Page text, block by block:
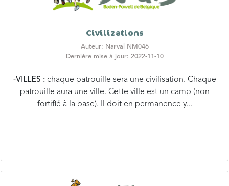
Civilizations
Auteur: Narval NM046
Dernière mise à jour: 2022-11-10
-VILLES :chaque patrouille sera une civilisation. Chaque
patrouille aura une ville. Cette ville est un camp (non
fortifié à la base). Il doit en permanence y...